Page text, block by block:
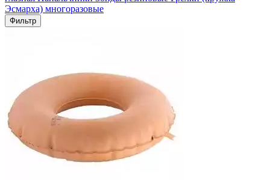
Эсмарха) многоразовые
Фильтр